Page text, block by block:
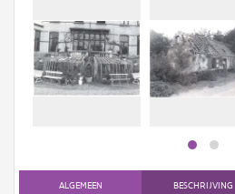
Gebeurtenis
Persoon of collectief
AanmeldenALGEMEEN BESCHRIJVING